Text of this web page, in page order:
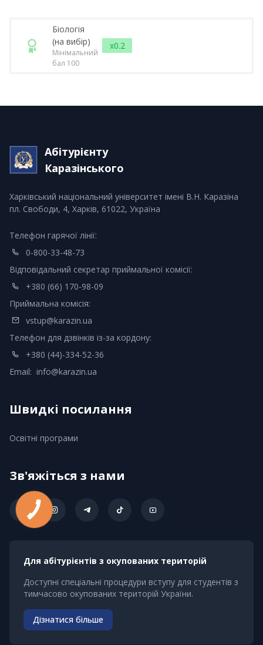
Біологія
(на вибір)
Мінімальний
бал 100
x0.2
Абітурієнту
Каразінського
Харківський національний університет імені В.Н. Каразіна
пл. Свободи, 4, Харків, 61022, Україна
Телефон гарячої лінії:
0-800-33-48-73
Відповідальний секретар приймальної комісії:
+380 (66) 170-98-09
Приймальна комісія:
vstup@karazin.ua
Телефон для дзвінків із-за кордону:
+380 (44)-334-52-36
Email: info@karazin.ua
Швидкі посилання
Освітні програми
Зв'яжіться з нами
Для абітурієнтів з окупованих територій
Доступні спеціальні процедури вступу для студентів з
тимчасово окупованих територій України.
Дізнатися більше